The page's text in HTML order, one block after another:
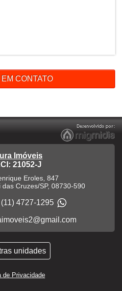
CONTATO
Imóveis
21052-J
Eroles, 847
das Cruzes/SP, 08730-590
(11) 4727-1295
unidades
de Privacidade